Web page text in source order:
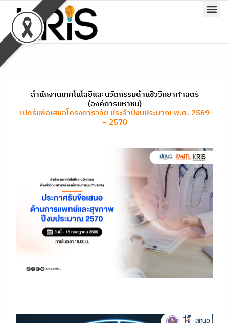
content
สำนักงานเทคโนโลยีและนวัตกรรมด้านชีววิทยาศาสตร์
(องค์การมหาชน)
เปิดรับข้อเสนอโครงการวิจัย ประจำปีงบประมาณ พ.ศ. 2569
– 2570